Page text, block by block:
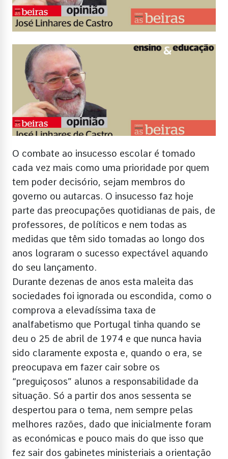
O combate ao insucesso escolar é tomado
cada vez mais como uma prioridade por quem
tem poder decisório, sejam membros do
governo ou autarcas. O insucesso faz hoje
parte das preocupações quotidianas de pais, de
professores, de políticos e nem todas as
medidas que têm sido tomadas ao longo dos
anos lograram o sucesso expectável aquando
do seu lançamento.
Durante dezenas de anos esta maleita das
sociedades foi ignorada ou escondida, como o
comprova a elevadíssima taxa de
analfabetismo que Portugal tinha quando se
deu o 25 de abril de 1974 e que nunca havia
sido claramente exposta e, quando o era, se
preocupava em fazer cair sobre os
“preguiçosos” alunos a responsabilidade da
situação. Só a partir dos anos sessenta se
despertou para o tema, nem sempre pelas
melhores razões, dado que inicialmente foram
as económicas e pouco mais do que isso que
fez sair dos gabinetes ministeriais a orientação